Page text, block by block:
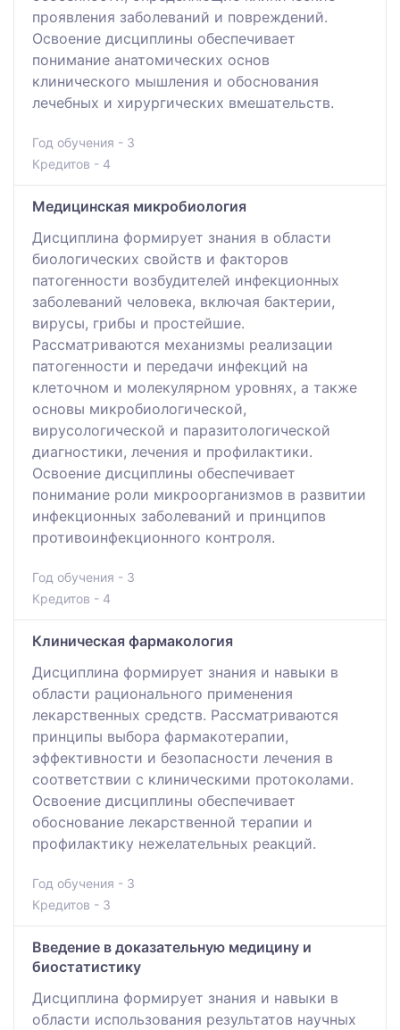
проявления заболеваний и повреждений.
Освоение дисциплины обеспечивает
понимание анатомических основ
клинического мышления и обоснования
лечебных и хирургических вмешательств.
Год обучения - 3
Кредитов - 4
Медицинская микробиология
Дисциплина формирует знания в области
биологических свойств и факторов
патогенности возбудителей инфекционных
заболеваний человека, включая бактерии,
вирусы, грибы и простейшие.
Рассматриваются механизмы реализации
патогенности и передачи инфекций на
клеточном и молекулярном уровнях, а также
основы микробиологической,
вирусологической и паразитологической
диагностики, лечения и профилактики.
Освоение дисциплины обеспечивает
понимание роли микроорганизмов в развитии
инфекционных заболеваний и принципов
противоинфекционного контроля.
Год обучения - 3
Кредитов - 4
Клиническая фармакология
Дисциплина формирует знания и навыки в
области рационального применения
лекарственных средств. Рассматриваются
принципы выбора фармакотерапии,
эффективности и безопасности лечения в
соответствии с клиническими протоколами.
Освоение дисциплины обеспечивает
обоснование лекарственной терапии и
профилактику нежелательных реакций.
Год обучения - 3
Кредитов - 3
Введение в доказательную медицину и
биостатистику
Дисциплина формирует знания и навыки в
области использования результатов научных